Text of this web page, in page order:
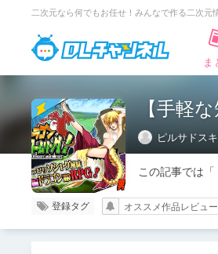
二次元なら何でもお任せ！みんなで作る二次元
DLチャン
ま
【手軽
ピルサドス
この記事では
登録タグ オススメ作品レビュー